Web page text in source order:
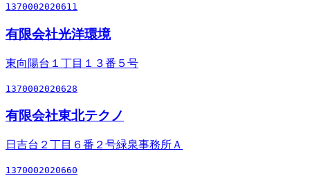
1370002020611
有限会社光洋環境
東向陽台１丁目１３番５号
1370002020628
有限会社東北テクノ
日吉台２丁目６番２号緑泉事務所Ａ
1370002020660